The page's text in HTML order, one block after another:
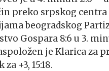
preko srpskog
beogradskog
Gospara 8:6 u 3.
je Klarica za
+3, 15:18.